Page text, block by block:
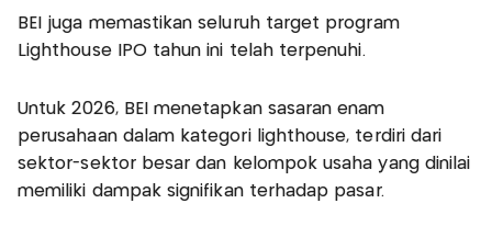
BEI juga memastikan seluruh target program
Lighthouse IPO tahun ini telah terpenuhi.
Untuk 2026, BEI menetapkan sasaran enam
perusahaan dalam kategori lighthouse, terdiri dari
sektor-sektor besar dan kelompok usaha yang dinilai
memiliki dampak signifikan terhadap pasar.